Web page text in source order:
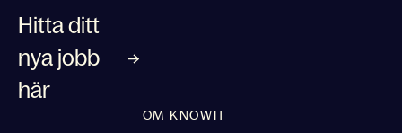
Hitta ditt
nya jobb
här
OM KNOWIT